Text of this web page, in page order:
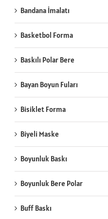
Bandana İmalatı
Basketbol Forma
Baskılı Polar Bere
Bayan Boyun Fuları
Bisiklet Forma
Biyeli Maske
Boyunluk Baskı
Boyunluk Bere Polar
Buff Baskı